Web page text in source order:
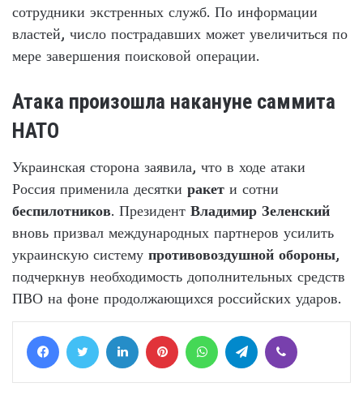
сотрудники экстренных служб. По информации
властей, число пострадавших может увеличиться по
мере завершения поисковой операции.
Атака произошла накануне саммита
НАТО
Украинская сторона заявила, что в ходе атаки
Россия применила десятки ракет и сотни
беспилотников. Президент Владимир Зеленский
вновь призвал международных партнеров усилить
украинскую систему противовоздушной обороны,
подчеркнув необходимость дополнительных средств
ПВО на фоне продолжающихся российских ударов.
FacebookTwitter LinkedIn Pinterest WhatsAppTelegram